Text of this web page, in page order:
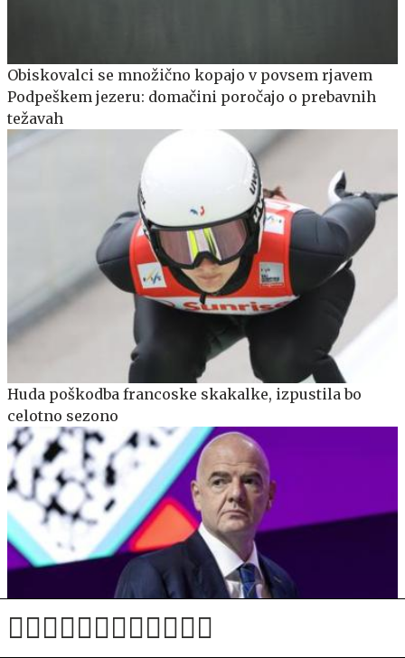
Obiskovalci se množično kopajo v povsem rjavem
Podpeškem jezeru: domačini poročajo o prebavnih
težavah
Huda poškodba francoske skakalke, izpustila bo
celotno sezono